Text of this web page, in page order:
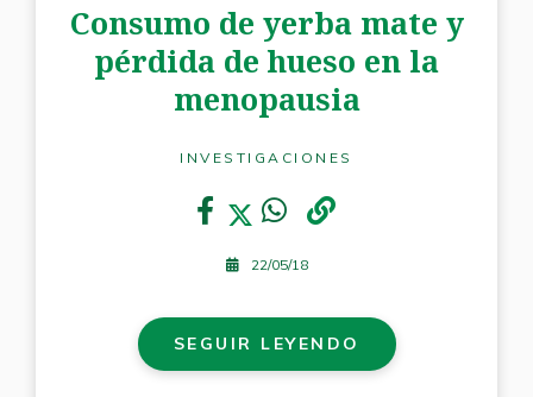
Consumo de yerba mate y
pérdida de hueso en la
menopausia
INVESTIGACIONES
22/05/18
SEGUIR LEYENDO